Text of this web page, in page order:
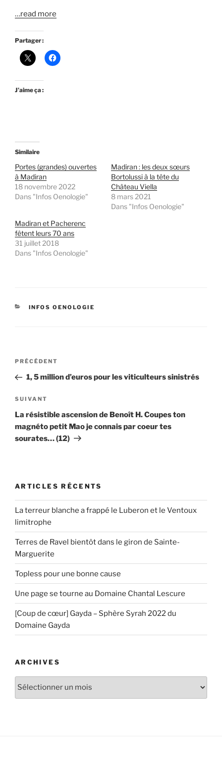
…read more
Partager :
J’aime ça :
Similaire
Portes (grandes) ouvertes
à Madiran
18 novembre 2022
Dans "Infos Oenologie"
Madiran : les deux sœurs
Bortolussi à la tête du
Château Viella
8 mars 2021
Dans "Infos Oenologie"
Madiran et Pacherenc
fêtent leurs 70 ans
31 juillet 2018
Dans "Infos Oenologie"
CATÉGORIES
INFOS OENOLOGIE
Navigation
l’article
Article
précédent
PRÉCÉDENT
1, 5 million d’euros pour les viticulteurs sinistrés
Article
suivant
SUIVANT
La résistible ascension de Benoît H. Coupes ton
magnéto petit Mao je connais par coeur tes
sourates… (12)
ARTICLES RÉCENTS
La terreur blanche a frappé le Luberon et le Ventoux
limitrophe
Terres de Ravel bientôt dans le giron de Sainte-
Marguerite
Topless pour une bonne cause
Une page se tourne au Domaine Chantal Lescure
[Coup de cœur] Gayda – Sphère Syrah 2022 du
Domaine Gayda
ARCHIVES
Archives